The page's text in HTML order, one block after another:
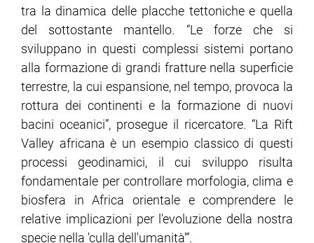
tra la dinamica delle placche tettoniche e quella
del sottostante mantello. “Le forze che si
sviluppano in questi complessi sistemi portano
alla formazione di grandi fratture nella superficie
terrestre, la cui espansione, nel tempo, provoca la
rottura dei continenti e la formazione di nuovi
bacini oceanici”, prosegue il ricercatore. “La Rift
Valley africana è un esempio classico di questi
processi geodinamici, il cui sviluppo risulta
fondamentale per controllare morfologia, clima e
biosfera in Africa orientale e comprendere le
relative implicazioni per l'evoluzione della nostra
specie nella 'culla dell'umanità'”.